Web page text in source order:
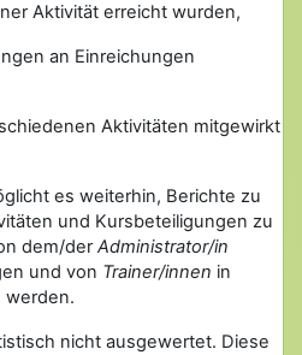
Aktivität erreicht wurden,
an Einreichungen
Aktivitäten mitgewirkt
es weiterhin, Berichte zu
und Kursbeteiligungen zu
dem/derAdministrator/in
und von Trainer/innen in
werden.
nicht ausgewertet. Diese